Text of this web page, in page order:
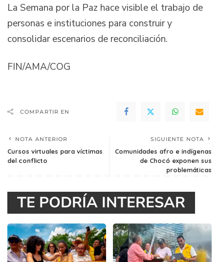
La Semana por la Paz hace visible el trabajo de
personas e instituciones para construir y
consolidar escenarios de reconciliación.
FIN/AMA/COG
COMPARTIR EN
NOTA ANTERIOR
Cursos virtuales para víctimas
del conflicto
SIGUIENTE NOTA
Comunidades afro e indígenas
de Chocó exponen sus
problemáticas
TE PODRÍA INTERESAR